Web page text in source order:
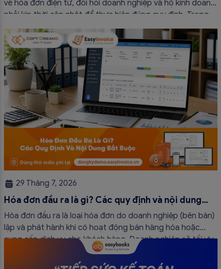
về hóa đơn điện tử, đòi hỏi doanh nghiệp và hộ kinh doanh
phải kịp thời cập nhật để thực hiện đúng quy định. Trong
bài viết này, hóa đơn điện tử EasyInvoice sẽ chia sẻ 13
trường hợp hóa đơn điện tử không cần […]
29 Tháng 7, 2026
Hóa đơn đầu ra là gì? Các quy định và nội dung
bắt buộc mới nhất
Hóa đơn đầu ra là loại hóa đơn do doanh nghiệp (bên bán)
lập và phát hành khi có hoạt động bán hàng hóa hoặc
cung cấp dịch vụ cho khách hàng. Doanh nghiệp sẽ tối ưu
quy trình vận hành và tránh được những án phạt hành
chính không đáng có nếu nắm rõ […]